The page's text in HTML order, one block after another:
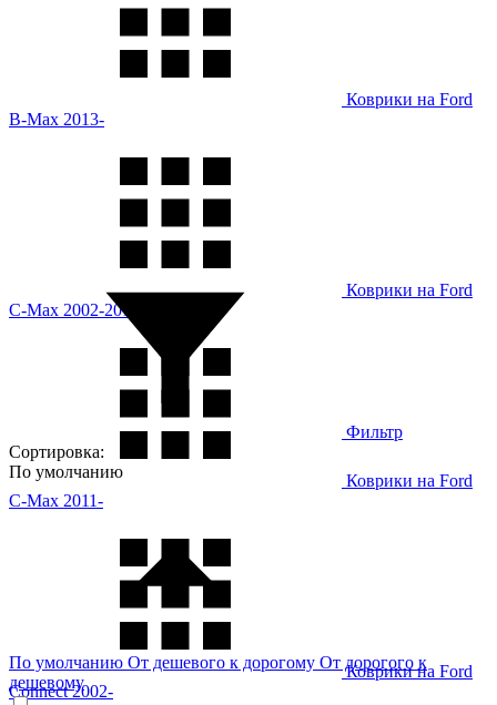
Коврики на Ford
B-Max 2013-
Коврики на Ford
C-Max 2002-2010
Коврики на Ford
C-Max 2011-
Коврики на Ford
Connect 2002-
Фильтр
Сортировка:
По умолчанию
По умолчанию От дешевого к дорогому От дорогого к
дешевому